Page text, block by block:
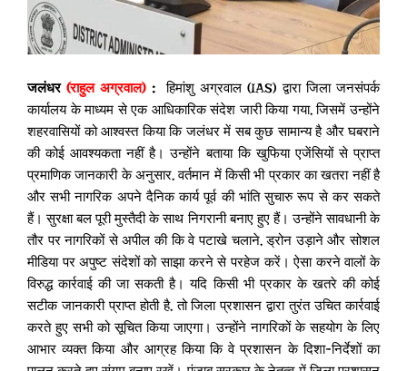
जलंधर(राहुल अग्रवाल):हिमांशु अग्रवाल (IAS) द्वारा जिला जनसंपर्क
कार्यालय के माध्यम से एक आधिकारिक संदेश जारी किया गया, जिसमें उन्होंने
शहरवासियों को आश्वस्त किया कि जलंधर में सब कुछ सामान्य है और घबराने
की कोई आवश्यकता नहीं है। उन्होंने बताया कि खुफिया एजेंसियों से प्राप्त
प्रमाणिक जानकारी के अनुसार, वर्तमान में किसी भी प्रकार का खतरा नहीं है
और सभी नागरिक अपने दैनिक कार्य पूर्व की भांति सुचारु रूप से कर सकते
हैं। सुरक्षा बल पूरी मुस्तैदी के साथ निगरानी बनाए हुए हैं। उन्होंने सावधानी के
तौर पर नागरिकों से अपील की कि वे पटाखे चलाने, ड्रोन उड़ाने और सोशल
मीडिया पर अपुष्ट संदेशों को साझा करने से परहेज करें। ऐसा करने वालों के
विरुद्ध कार्रवाई की जा सकती है। यदि किसी भी प्रकार के खतरे की कोई
सटीक जानकारी प्राप्त होती है, तो जिला प्रशासन द्वारा तुरंत उचित कार्रवाई
करते हुए सभी को सूचित किया जाएगा। उन्होंने नागरिकों के सहयोग के लिए
आभार व्यक्त किया और आग्रह किया कि वे प्रशासन के दिशा-निर्देशों का